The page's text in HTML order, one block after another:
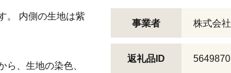
。 内側の生地は紫
、生地の染色、
事業者 株式会
返礼品ID 5649870